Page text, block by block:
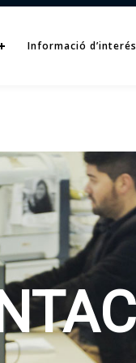
Informació d’interés